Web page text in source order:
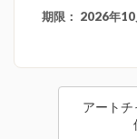
期限： 2026年10
アート